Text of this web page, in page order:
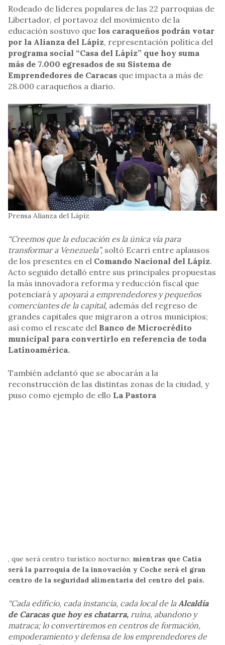
Rodeado de líderes populares de las 22 parroquias de
Libertador, el portavoz del movimiento de la
educación sostuvo que los caraqueños podrán votar
por la Alianza del Lápiz, representación política del
programa social “Casa del Lápiz” que hoy suma
más de 7.000 egresados de su Sistema de
Emprendedores de Caracas que impacta a más de
28.000 caraqueños a diario.
Prensa Alianza del Lápiz
“Creemos que la educación es la única vía para
transformar a Venezuela”, soltó Ecarri entre aplausos
de los presentes en el Comando Nacional del Lápiz.
Acto seguido detalló entre sus principales propuestas
la más innovadora reforma y reducción fiscal que
potenciará y apoyará a emprendedores y pequeños
comerciantes de la capital, además del regreso de
grandes capitales que migraron a otros municipios;
así como el rescate del Banco de Microcrédito
municipal para convertirlo en referencia de toda
Latinoamérica.
También adelantó que se abocarán a la
reconstrucción de las distintas zonas de la ciudad, y
puso como ejemplo de ello La Pastora
, que será centro turístico nocturno; mientras que Catia
será la parroquia de la innovación y Coche será el gran
centro de la seguridad alimentaria del centro del país.
“Cada edificio, cada instancia, cada local de laAlcaldía
de Caracas que hoy es chatarra, ruina, abandono y
matraca; lo convertiremos en centros de formación,
empoderamiento y defensa de los emprendedores de